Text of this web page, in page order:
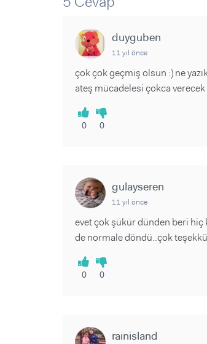
duyguben
11 yıl önce
çok çok geçmiş olsun :) ne
ateş mücadelesi çokca
0 0
gulayseren
11 yıl önce
evet çok şükür dünden beri hiç
de normale döndü..çok
0 0
rainisland